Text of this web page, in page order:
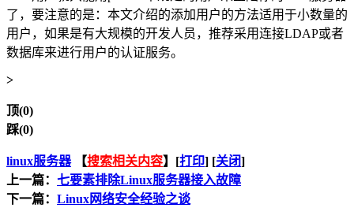
了，要注意的是：本文介绍的添加用户的方法适用于小数量的
用户，如果是有大规模的开发人员，推荐采用连接LDAP或者
数据库来进行用户的认证服务。
>
顶(0)
踩(0)
linux服务器【搜索相关内容】[打印] [关闭]
上一篇： 七要素排除Linux服务器接入故障
下一篇： Linux网络安全经验之谈